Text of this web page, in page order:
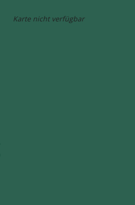
Karte nicht verfügbar